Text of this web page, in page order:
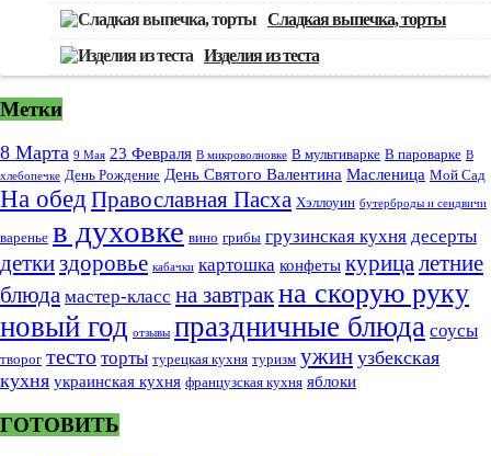
Сладкая выпечка, торты
Изделия из теста
Метки
8 Марта 9 Мая 23 Февраля В микроволновке В мультиварке В пароварке В
хлебопечке День Рождение День Святого Валентина Масленица Мой Сад
На обедПравославная Пасха Хэллоуин бутерброды и сендвичи
варенье в духовке вино грибы грузинская кухня десерты
деткиздоровье кабачки картошка конфеты курицалетние
блюда мастер-класс на завтракна скорую руку
новый год отзывы праздничные блюда соусы
творог тесто торты турецкая кухня туризм ужин узбекская
кухня украинская кухня французская кухня яблоки
ГОТОВИТЬ